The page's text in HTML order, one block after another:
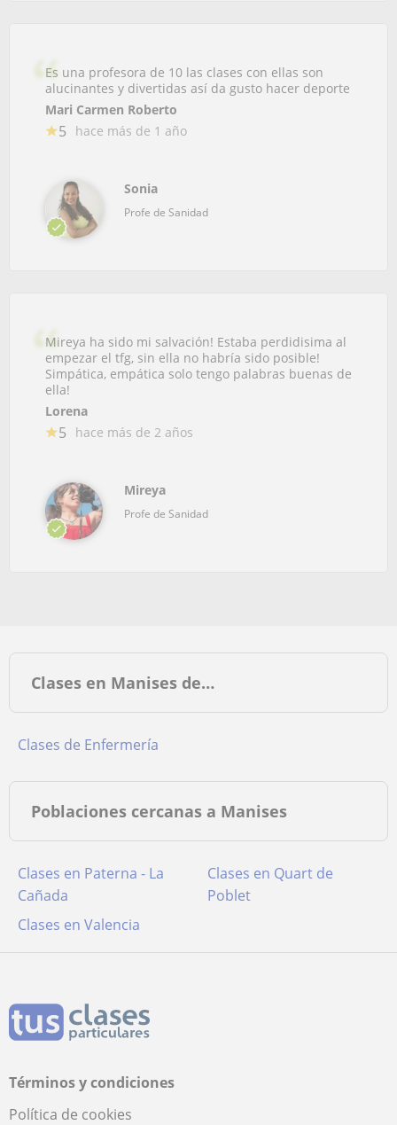
Es una profesora de 10 las clases con ellas son
alucinantes y divertidas así da gusto hacer deporte
Mari Carmen Roberto
5 hace más de 1 año
Sonia
Profe de Sanidad
Mireya ha sido mi salvación! Estaba perdidisima al
empezar el tfg, sin ella no habría sido posible!
Simpática, empática solo tengo palabras buenas de
ella!
Lorena
5 hace más de 2 años
Mireya
Profe de Sanidad
Clases en Manises de…
Clases de Enfermería
Poblaciones cercanas a Manises
Clases en Paterna - La
Cañada
Clases en Quart de
Poblet
Clases en Valencia
Términos y condiciones
Política de cookies